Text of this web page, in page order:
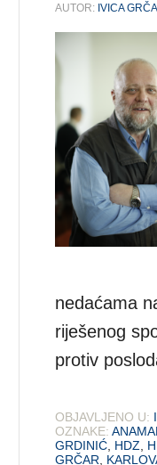
AUTOR: IVICA
nedaćama
riješenog
protiv
OBJAVLJENO U:
OZNAKE:
GRDINIĆ HDZ
GRČAR